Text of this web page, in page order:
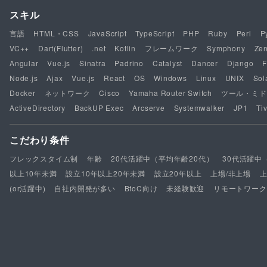
スキル
言語 HTML・CSS JavaScript TypeScript PHP Ruby Perl
VC++
Dart(Flutter) .net Kotlin フレームワーク Symphony
Angular
Vue.js Sinatra Padrino Catalyst Dancer Django
Node.js
Ajax Vue.js React OS Windows Linux UNIX
Docker
ネットワーク Cisco Yamaha Router Switch
ツール・ミ
ActiveDirectory
BackUP Exec Arcserve Systemwalker JP1
こだわり条件
フレックスタイム制 年齢 20代活躍中（平均年齢20代）
30代活躍中
以上10年未満
設立10年以上20年未満 設立20年以上 上場/非上場
(or活躍中)
自社内開発が多い BtoC向け 未経験歓迎 リモートワー